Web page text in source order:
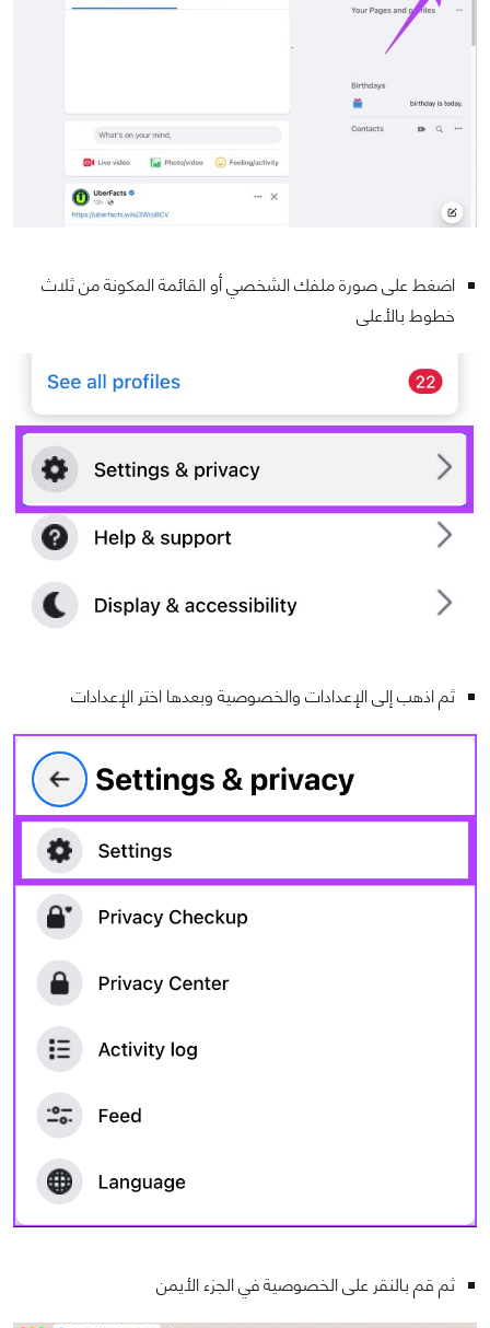
اضغط على صورة ملفك الشخصي أو القائمة المكونة من ثلاث
خطوط بالأعلى
ثم اذهب إلى الإعدادات والخصوصية وبعدها اختر الإعدادات
ثم قم بالنقر على الخصوصية في الجزء الأيمن